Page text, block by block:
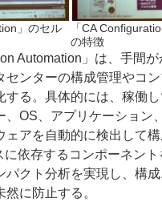
」のセル
「CA
の特徴
Automation」は、手間が
センターの構成管理やコ
する。具体的には、稼働
、OS、アプリケーション
ェアを自動的に検出して
に依存するコンポーネン
パクト分析を実現し、構
に防止する。